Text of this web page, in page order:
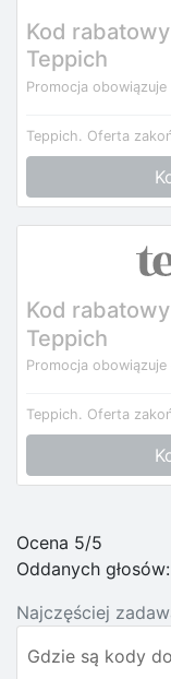
Kod
Teppich
Promocja
Teppich. Oferta
Kod
Teppich
Promocja
Teppich. Oferta
Ocena 5/5
Oddanych głosów:
Najczęściej
Gdzie są kody